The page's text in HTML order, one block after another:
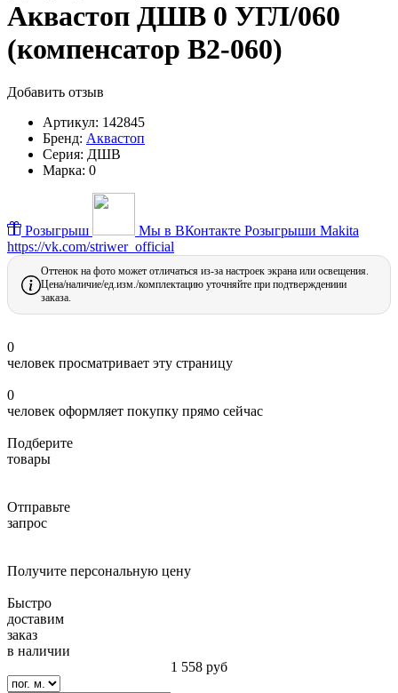
Аквастоп ДШВ 0 УГЛ/060
(компенсатор В2-060)
Добавить отзыв
Артикул: 142845
Бренд: Аквастоп
Серия: ДШВ
Марка: 0
Розыгрыш Мы в ВКонтакте Розыгрыши Makita
https://vk.com/striwer_official
Оттенок на фото может отличаться из-за настроек экрана или освещения.
Цена/наличие/ед.изм./комплектацию уточняйте при подтверждениии
заказа.
0
человек просматривает эту страницу
0
человек оформляет покупку прямо сейчас
Подберите
товары
Отправьте
запрос
Получите персональную цену
Быстро
доставим
заказ
в наличии
1 558 руб